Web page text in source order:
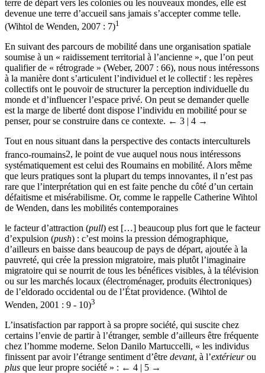
premières terres d’immigration du monde, sinon la principale. Hier
terre de départ vers les colonies ou les nouveaux mondes, elle est
devenue une terre d’accueil sans jamais s’accepter comme telle.
En suivant des parcours de mobilité dans une organisation spatiale
soumise à un « raidissement territorial à l’ancienne », que l’on peut
qualifier de « rétrograde » (Weber, 2007 : 66), nous nous intéressons
à la manière dont s’articulent l’individuel et le collectif : les repères
collectifs ont le pouvoir de structurer la perception individuelle du
monde et d’influencer l’espace privé. On peut se demander quelle
est la marge de liberté dont dispose l’individu en mobilité pour se
Tout en nous situant dans la perspective des contacts interculturels
franco-roumains2, le point de vue auquel nous nous intéressons
systématiquement est celui des Roumains en mobilité. Alors même
que leurs pratiques sont la plupart du temps innovantes, il n’est pas
rare que l’interprétation qui en est faite penche du côté d’un certain
défaitisme et misérabilisme. Or, comme le rappelle Catherine Wihtol
le facteur d’attraction (pull) est […] beaucoup plus fort que le facteur
d’expulsion (push) : c’est moins la pression démographique,
d’ailleurs en baisse dans beaucoup de pays de départ, ajoutée à la
pauvreté, qui crée la pression migratoire, mais plutôt l’imaginaire
migratoire qui se nourrit de tous les bénéfices visibles, à la télévision
ou sur les marchés locaux (électroménager, produits électroniques)
de l’eldorado occidental ou de l’État providence. (Wihtol de
L’insatisfaction par rapport à sa propre société, qui suscite chez
certains l’envie de partir à l’étranger, semble d’ailleurs être fréquente
chez l’homme moderne. Selon Danilo Martuccelli, « les individus
finissent par avoir l’étrange sentiment d’être